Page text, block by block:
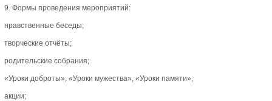
9. Формы проведения мероприятий:
нравственные беседы;
творческие отчёты;
родительские собрания;
«Уроки доброты», «Уроки мужества», «Уроки памяти»;
акции;